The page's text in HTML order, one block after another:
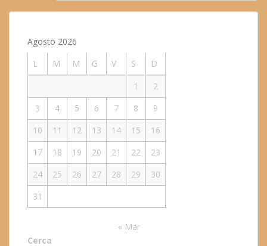
Agosto 2026
L
M M G V S
D
1
2
3
4 5 6 7 8
9
10
11 12 13 14 15
16
17
18 19 20 21 22
23
24
25 26 27 28 29
30
31
« Mar
Cerca